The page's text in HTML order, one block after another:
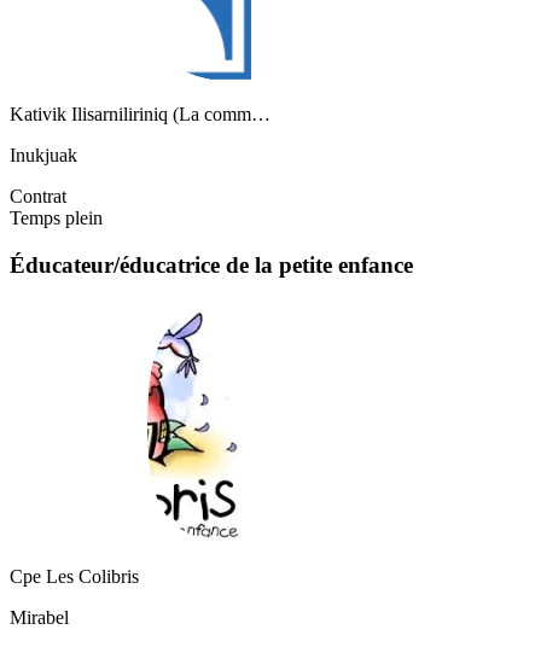
Kativik Ilisarniliriniq (La comm…
Inukjuak
Contrat
Temps plein
Éducateur/éducatrice de la petite enfance
Cpe Les Colibris
Mirabel